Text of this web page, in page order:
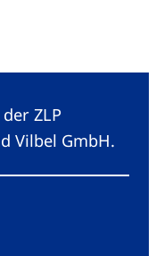
ZLP
Vilbel GmbH.